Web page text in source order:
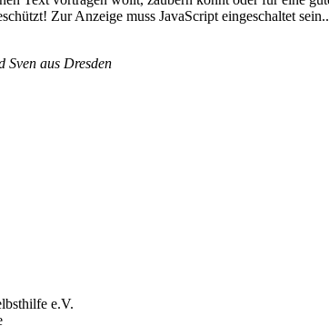
Zur Anzeige muss JavaScript eingeschaltet sein.
Sven aus Dresden
e.V.